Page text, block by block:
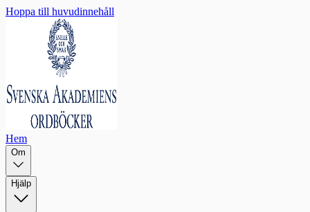
Hoppa till huvudinnehåll
Hem
Om
Hjälp